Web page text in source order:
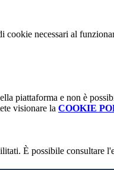
necessari al
piattaforma e non è
visionare la COOKIE
È possibile consultare